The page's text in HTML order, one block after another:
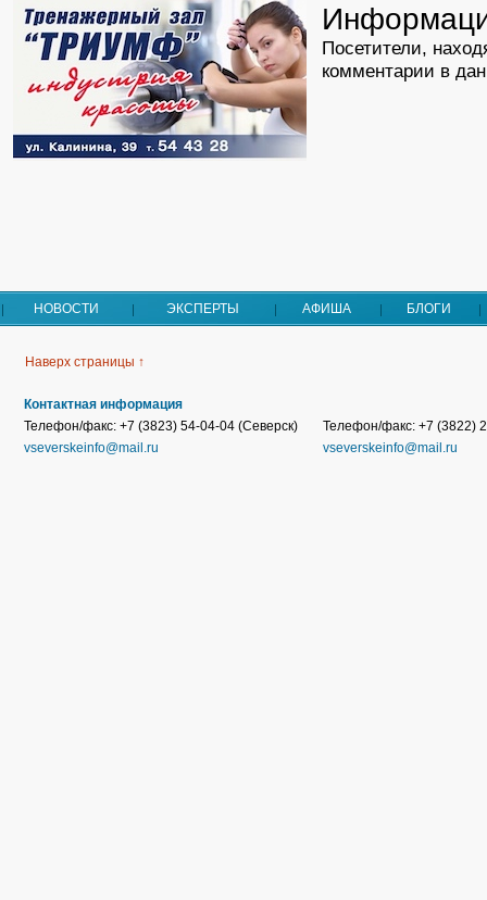
Посетители,
комментарии в
НОВОСТИ ЭКСПЕРТЫ АФИША БЛОГИ
Наверх страницы ↑
Контактная информация
Телефон/факс: +7 (3823) 54-04-04 (Северск)
vseverskeinfo@mail.ru
Телефон/факс: +7 (3822)
vseverskeinfo@mail.ru